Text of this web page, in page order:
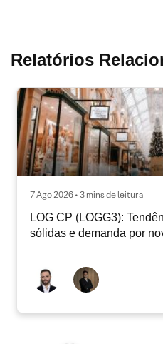
Relatórios
7 Ago 2026 • 3 mins de leitura
LOG CP (LOGG3):
sólidas e demanda por